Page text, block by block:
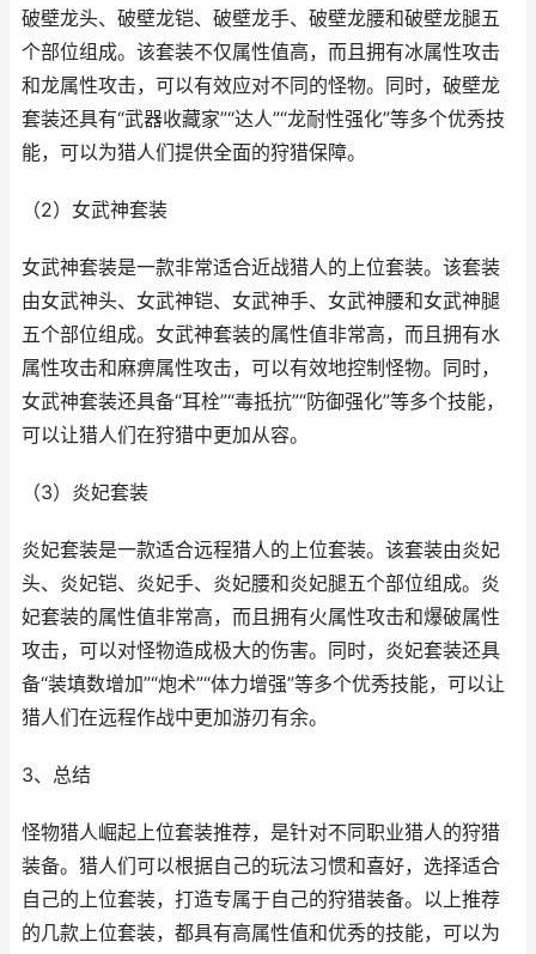
破壁龙头、破壁龙铠、破壁龙手、破壁龙腰和破壁龙腿五
个部位组成。该套装不仅属性值高，而且拥有冰属性攻击
和龙属性攻击，可以有效应对不同的怪物。同时，破壁龙
套装还具有“武器收藏家”“达人”“龙耐性强化”等多个优秀技
能，可以为猎人们提供全面的狩猎保障。
（2）女武神套装
女武神套装是一款非常适合近战猎人的上位套装。该套装
由女武神头、女武神铠、女武神手、女武神腰和女武神腿
五个部位组成。女武神套装的属性值非常高，而且拥有水
属性攻击和麻痹属性攻击，可以有效地控制怪物。同时，
女武神套装还具备“耳栓”“毒抵抗”“防御强化”等多个技能，
可以让猎人们在狩猎中更加从容。
（3）炎妃套装
炎妃套装是一款适合远程猎人的上位套装。该套装由炎妃
头、炎妃铠、炎妃手、炎妃腰和炎妃腿五个部位组成。炎
妃套装的属性值非常高，而且拥有火属性攻击和爆破属性
攻击，可以对怪物造成极大的伤害。同时，炎妃套装还具
备“装填数增加”“炮术”“体力增强”等多个优秀技能，可以让
猎人们在远程作战中更加游刃有余。
3、总结
怪物猎人崛起上位套装推荐，是针对不同职业猎人的狩猎
装备。猎人们可以根据自己的玩法习惯和喜好，选择适合
自己的上位套装，打造专属于自己的狩猎装备。以上推荐
的几款上位套装，都具有高属性值和优秀的技能，可以为